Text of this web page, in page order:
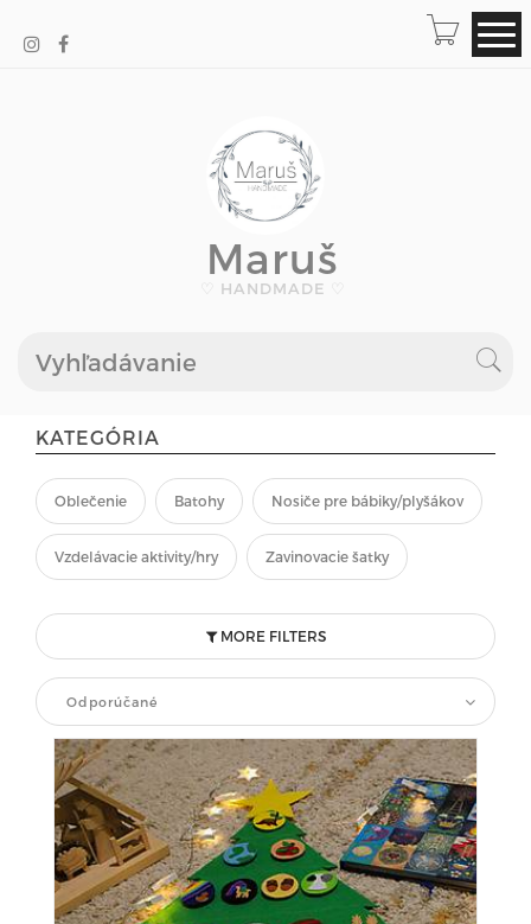
Maruš
♡ HANDMADE ♡
KATEGÓRIA
Oblečenie Batohy Nosiče pre bábiky/plyšákov
Vzdelávacie aktivity/hry Zavinovacie šatky
MORE FILTERS
Odporúčané